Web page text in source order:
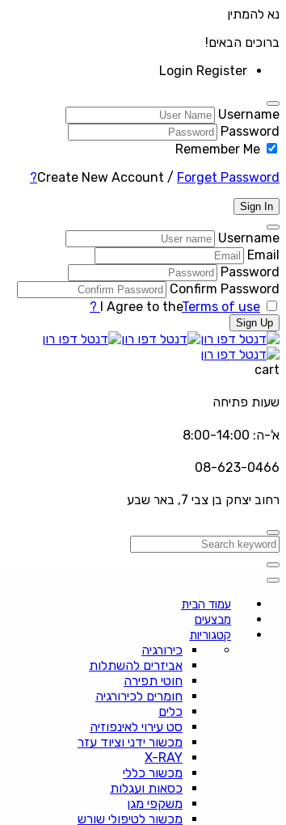
נא להמתין
ברוכים הבאים!
Login Register
Username
Password
Remember Me
Create New Account / Forget Password?
Sign In
Username
Email
Password
Confirm Password
I Agree to theTerms of use ?
Sign Up
cart
שעות פתיחה
א'-ה: 8:00-14:00
08-623-0466
רחוב יצחק בן צבי 7, באר שבע
עמוד הבית
מבצעים
קטגוריות
כירורגיה
אביזרים להשתלות
חוטי תפירה
חומרים לכירורגיה
כלים
סט עירוי לאינפוזיה
מכשור ידני וציוד עזר
X-RAY
מכשור כללי
כסאות ועגלות
משקפי מגן
מכשור לטיפולי שורש